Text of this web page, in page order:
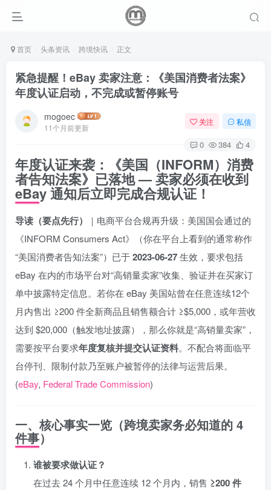
首页 头条资讯 跨境快讯 正文
紧急提醒！eBay 卖家注意：《美国消费者法案》
年度认证启动，不完成或暂停账号
mogoec
11个月前更新
关注 私信
0 384 4
年度认证来袭：《美国（INFORM）消费
者告知法案》已落地 — 卖家必须在收到
eBay 通知后立即完成合规认证！
导读（要点先行）
｜电商平台合规再升级：美国国会通过的
《INFORM Consumers Act》（你在平台上看到的通常称作
“美国消费者告知法案”）已于2023-06-27生效，要求包括
eBay 在内的市场平台对“高销量卖家”收集、验证并在买家订
单中披露特定信息。若你在 eBay 美国站曾在任意连续12个
月内售出 ≥200 件全新商品且销售额合计 ≥$5,000，或年营收
达到 $20,000（触发地址披露），那么你就是“高销量卖家”，
需要按平台要求年度复核并提交认证资料。不配合将面临平
台停刊、限制付款乃至账户被暂停的法律与运营后果。
(eBay, Federal Trade Commission)
一、核心事实一览（跨境卖家务必知道的 4
件事）
谁被要求做认证？
在过去 24 个月中任意连续 12 个月内，销售 ≥200 件